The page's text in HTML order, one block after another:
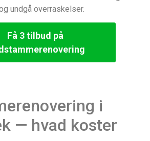
undgå overraskelser.
Få 3 tilbud på
i
— hvad koster